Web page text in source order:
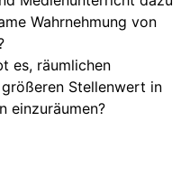
Wahrnehmung von
es, räumlichen
Stellenwert in
einzuräumen?